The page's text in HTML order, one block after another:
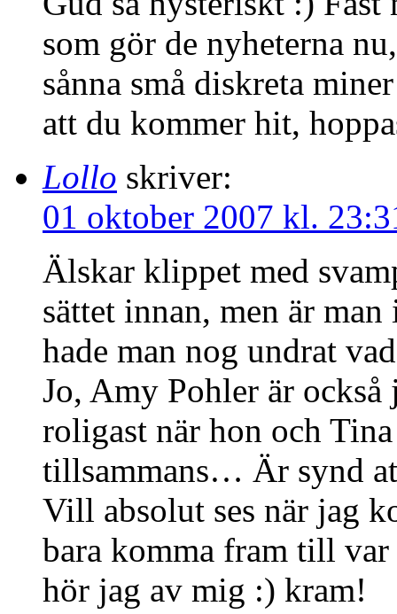
som gör de nyheterna
sånna små diskreta
att du kommer hit,
Lollo skriver:
01 oktober 2007 kl.
Älskar klippet med
sättet innan, men är
hade man nog undrat
Jo, Amy Pohler är
roligast när hon och
tillsammans… Är synd
Vill absolut ses när jag
bara komma fram till
hör jag av mig :) kram!